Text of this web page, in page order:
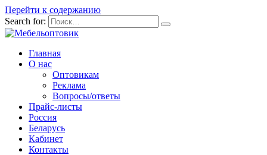
Перейти к содержанию
Search for:
Главная
О нас
Оптовикам
Реклама
Вопросы/ответы
Прайс-листы
Россия
Беларусь
Кабинет
Контакты